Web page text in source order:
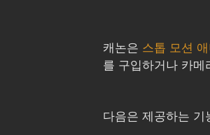
캐논은 스톱 모션
를 구입하거나 카
다음은 제공하는